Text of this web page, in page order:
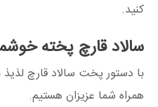
کنید.
سالاد قارچ پخته
با دستور پخت سالاد قارچ
همراه شما عزیزان هستیم.